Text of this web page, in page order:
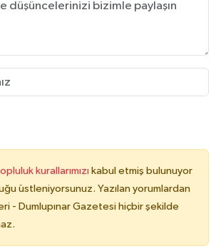
kurallarımızı kabul etmiş bulunuyor
üstleniyorsunuz. Yazılan yorumlardan
- Dumlupınar Gazetesi hiçbir şekilde